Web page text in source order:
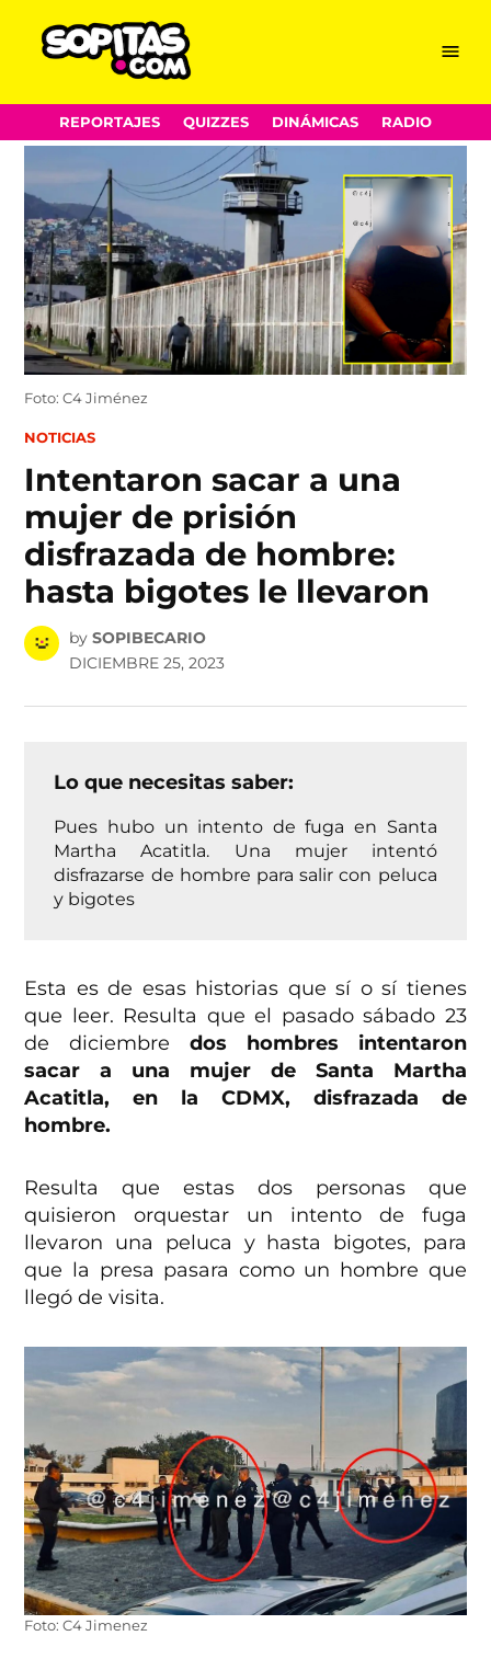
Skip
to
content
Menu
REPORTAJES QUIZZES DINÁMICAS RADIO
Foto: C4 Jiménez
POSTED
NOTICIAS
Intentaron sacar a una
mujer de prisión
disfrazada de hombre:
hasta bigotes le llevaron
by SOPIBECARIO
DICIEMBRE 25, 2023
Lo que necesitas saber:
Pues hubo un intento de fuga en Santa
Martha Acatitla. Una mujer intentó
disfrazarse de hombre para salir con peluca
y bigotes
Esta es de esas historias que sí o sí tienes
que leer. Resulta que el pasado sábado 23
de diciembre dos hombres intentaron
sacar a una mujer de Santa Martha
Acatitla, en la CDMX, disfrazada de
hombre.
Resulta que estas dos personas que
quisieron orquestar un intento de fuga
llevaron una peluca y hasta bigotes, para
que la presa pasara como un hombre que
llegó de visita.
Foto: C4 Jimenez